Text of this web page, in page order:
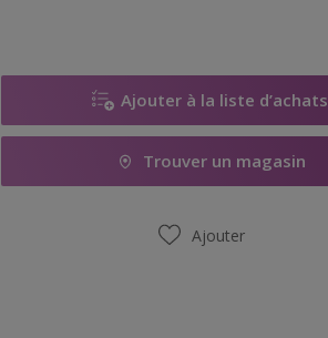
Ajouter à la liste d’achats
Trouver un magasin
Ajouter